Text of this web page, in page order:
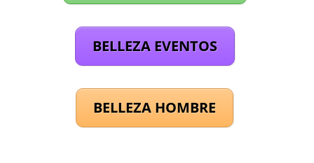
BELLEZA EVENTOS
BELLEZA HOMBRE